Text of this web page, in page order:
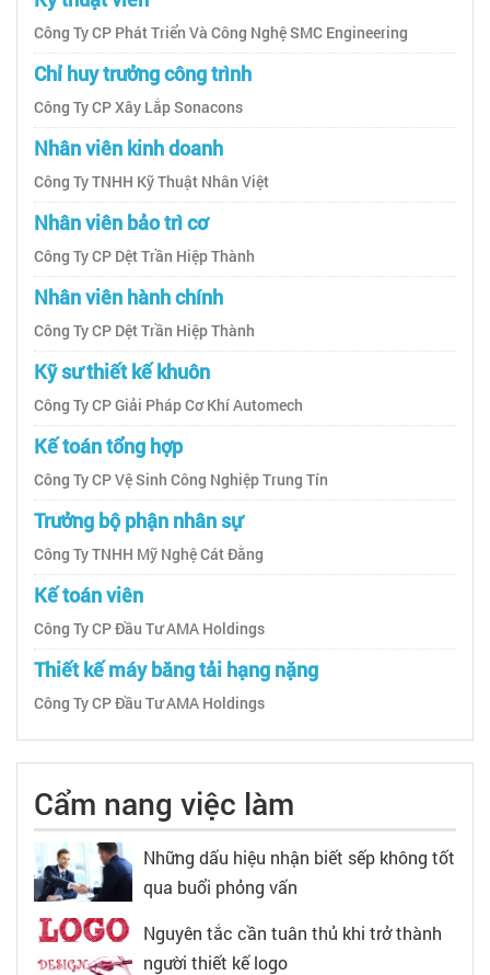
Công Ty CP Phát Triển Và Công Nghệ SMC Engineering
Chỉ huy trưởng công trình
Công Ty CP Xây Lắp Sonacons
Nhân viên kinh doanh
Công Ty TNHH Kỹ Thuật Nhân Việt
Nhân viên bảo trì cơ
Công Ty CP Dệt Trần Hiệp Thành
Nhân viên hành chính
Công Ty CP Dệt Trần Hiệp Thành
Kỹ sư thiết kế khuôn
Công Ty CP Giải Pháp Cơ Khí Automech
Kế toán tổng hợp
Công Ty CP Vệ Sinh Công Nghiệp Trung Tín
Trưởng bộ phận nhân sự
Công Ty TNHH Mỹ Nghệ Cát Đằng
Kế toán viên
Công Ty CP Đầu Tư AMA Holdings
Thiết kế máy băng tải hạng nặng
Công Ty CP Đầu Tư AMA Holdings
Cẩm nang việc làm
Những dấu hiệu nhận biết sếp không tốt
qua buổi phỏng vấn
Nguyên tắc cần tuân thủ khi trở thành
người thiết kế logo